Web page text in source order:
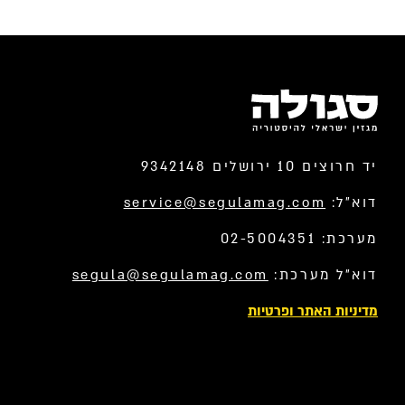
יד חרוצים 10 ירושלים 9342148
דוא”ל: service@segulamag.com
מערכת: 02-5004351
דוא”ל מערכת: segula@segulamag.com
מדיניות האתר ופרטיות